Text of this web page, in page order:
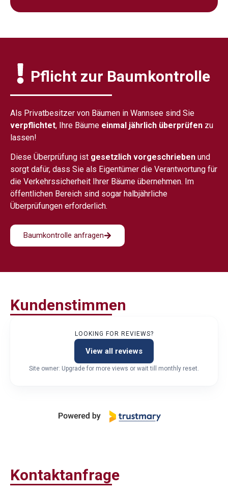
Pflicht zur Baumkontrolle
Als Privatbesitzer von Bäumen in Wannsee sind Sie
verpflichtet, Ihre Bäume einmal jährlich überprüfen zu
lassen!
Diese Überprüfung ist gesetzlich vorgeschrieben und
sorgt dafür, dass Sie als Eigentümer die Verantwortung für
die Verkehrssicherheit Ihrer Bäume übernehmen. Im
öffentlichen Bereich sind sogar halbjährliche
Überprüfungen erforderlich.
Baumkontrolle anfragen
Kundenstimmen
LOOKING FOR REVIEWS?
View all reviews
Site owner: Upgrade for more views or wait till monthly reset.
Kontaktanfrage